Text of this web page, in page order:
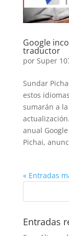
Google
traductor
por Super
Sundar
estos
sumarán a
anual
Pichai,
« Entradas
Entradas